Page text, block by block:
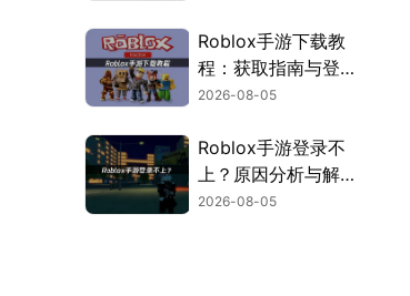
Roblox手游下载教
程：获取指南与登录
解决方案！
2026-08-05
Roblox手游登录不
上？原因分析与解决
方案！
2026-08-05